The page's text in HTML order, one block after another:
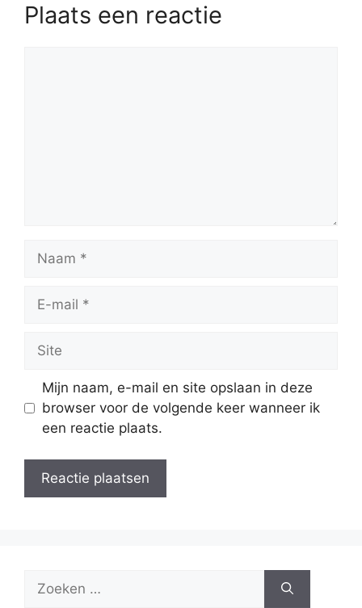
Plaats een reactie
Naam
Site
Mijn naam, e-mail en site opslaan in deze
browser voor de volgende keer wanneer ik
een reactie plaats.
naar: